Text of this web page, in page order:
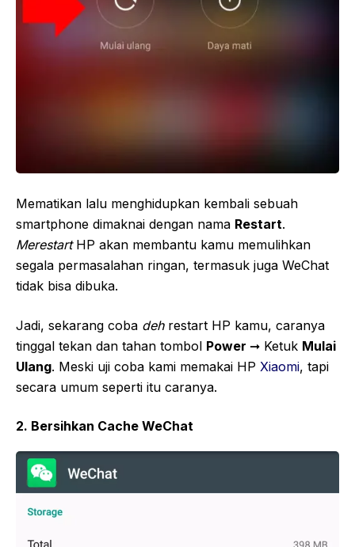
Mematikan lalu menghidupkan kembali sebuah
smartphone dimaknai dengan nama Restart.
MerestartHP akan membantu kamu memulihkan
segala permasalahan ringan, termasuk juga WeChat
tidak bisa dibuka.
Jadi, sekarang coba dehrestart HP kamu, caranya
tinggal tekan dan tahan tombol Power ➞ Ketuk Mulai
Ulang. Meski uji coba kami memakai HP Xiaomi, tapi
secara umum seperti itu caranya.
2. Bersihkan Cache WeChat